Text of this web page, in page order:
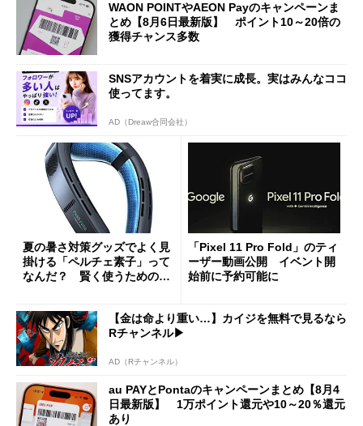
WAON POINTやAEON Payのキャンペーンま
とめ【8月6日最新版】 ポイント10～20倍の
獲得チャンス多数
SNSアカウントを着実に成長。実はみんなココ
使ってます。
AD（Dreaw合同会社）
夏の暑さ対策グッズでよく見
掛ける「ペルチェ素子」って
なんだ？ 賢く使うための注
「Pixel 11 Pro Fold」のティ
ーザー動画公開 イベント開
始前に予約可能に
【金は命より重い…】カイジを無料で見るなら
Rチャンネル▶︎
AD（Rチャンネル）
au PAYとPontaのキャンペーンまとめ【8月4
日最新版】 1万ポイント還元や10～20％還元
あり